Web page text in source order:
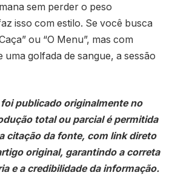
sem perder o peso
isso com estilo. Se você busca
ou “O Menu”, mas com
uma golfada de sangue, a sessão
publicado originalmente no
total ou parcial é permitida
citação da fonte, com link direto
original, garantindo a correta
e a credibilidade da informação.